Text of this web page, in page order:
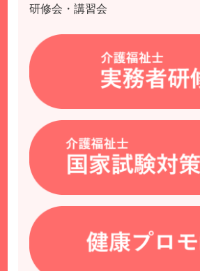
研修会・講習会